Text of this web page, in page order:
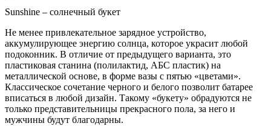
Sunshine – солнечный букет
Не менее привлекательное зарядное устройство,
аккумулирующее энергию солнца, которое украсит любой
подоконник. В отличие от предыдущего варианта, это
пластиковая станина (полилактид, АБС пластик) на
металлической основе, в форме вазы с пятью «цветами».
Классическое сочетание черного и белого позволит батарее
вписаться в любой дизайн. Такому «букету» обрадуются не
только представительницы прекрасного пола, за него и
мужчины будут благодарны.